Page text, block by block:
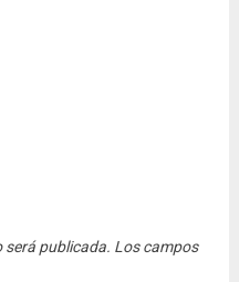
será publicada. Los campos